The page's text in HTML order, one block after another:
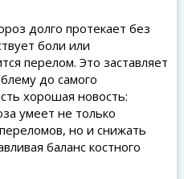
долго протекает без
боли или
перелом. Это заставляет
до самого
хорошая новость:
умеет не только
но и снижать
баланс костного